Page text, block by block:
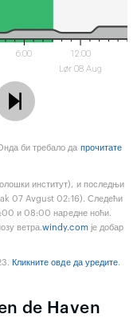
6:00
12:00
Lør 08 Aug
би требало да прочитате
институт), и последњи
07 Avgust 02:16). Следећи
и 08:00 наредне ноћи.
ветра.windy.comје добар
Кликните овде да уредите.
de Haven